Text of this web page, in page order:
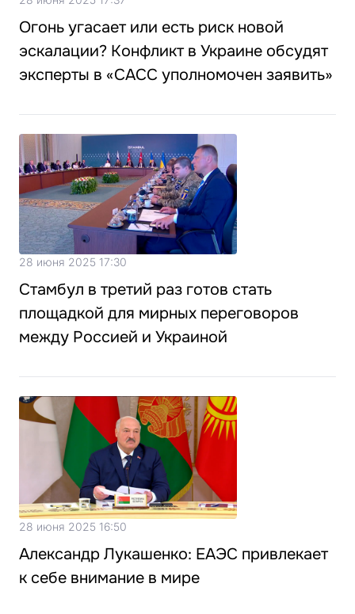
Огонь угасает или есть риск новой
эскалации? Конфликт в Украине обсудят
эксперты в «САСС уполномочен заявить»
28 июня 2025 17:30
Стамбул в третий раз готов стать
площадкой для мирных переговоров
между Россией и Украиной
28 июня 2025 16:50
Александр Лукашенко: ЕАЭС привлекает
к себе внимание в мире